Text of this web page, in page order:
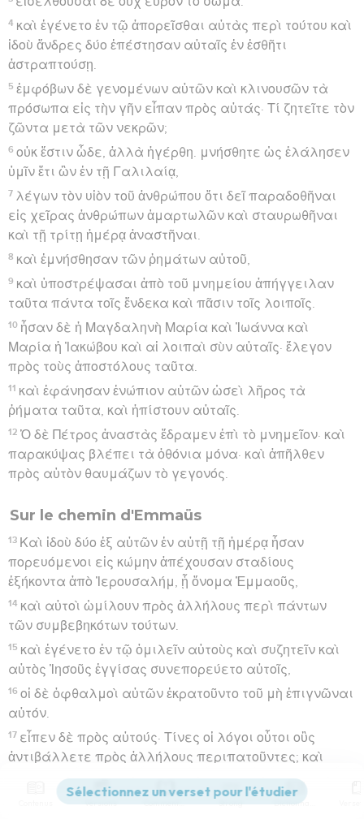
4 καὶ ἐγένετο ἐν τῷ ἀπορεῖσθαι αὐτὰς περὶ τούτου καὶ
ἰδοὺ ἄνδρες δύο ἐπέστησαν αὐταῖς ἐν ἐσθῆτι
ἀστραπτούσῃ.
5 ἐμφόβων δὲ γενομένων αὐτῶν καὶ κλινουσῶν τὰ
πρόσωπα εἰς τὴν γῆν εἶπαν πρὸς αὐτάς· Τί ζητεῖτε τὸν
ζῶντα μετὰ τῶν νεκρῶν;
6 οὐκ ἔστιν ὧδε, ἀλλὰ ἠγέρθη. μνήσθητε ὡς ἐλάλησεν
ὑμῖν ἔτι ὢν ἐν τῇ Γαλιλαίᾳ,
7 λέγων τὸν υἱὸν τοῦ ἀνθρώπου ὅτι δεῖ παραδοθῆναι
εἰς χεῖρας ἀνθρώπων ἁμαρτωλῶν καὶ σταυρωθῆναι
καὶ τῇ τρίτῃ ἡμέρᾳ ἀναστῆναι.
8 καὶ ἐμνήσθησαν τῶν ῥημάτων αὐτοῦ,
9 καὶ ὑποστρέψασαι ἀπὸ τοῦ μνημείου ἀπήγγειλαν
ταῦτα πάντα τοῖς ἕνδεκα καὶ πᾶσιν τοῖς λοιποῖς.
10 ἦσαν δὲ ἡ Μαγδαληνὴ Μαρία καὶ Ἰωάννα καὶ
Μαρία ἡ Ἰακώβου καὶ αἱ λοιπαὶ σὺν αὐταῖς· ἔλεγον
πρὸς τοὺς ἀποστόλους ταῦτα.
11 καὶ ἐφάνησαν ἐνώπιον αὐτῶν ὡσεὶ λῆρος τὰ
ῥήματα ταῦτα, καὶ ἠπίστουν αὐταῖς.
12 Ὁ δὲ Πέτρος ἀναστὰς ἔδραμεν ἐπὶ τὸ μνημεῖον· καὶ
παρακύψας βλέπει τὰ ὀθόνια μόνα· καὶ ἀπῆλθεν
πρὸς αὑτὸν θαυμάζων τὸ γεγονός.
Sur le chemin d'Emmaüs
13 Καὶ ἰδοὺ δύο ἐξ αὐτῶν ἐν αὐτῇ τῇ ἡμέρᾳ ἦσαν
πορευόμενοι εἰς κώμην ἀπέχουσαν σταδίους
ἑξήκοντα ἀπὸ Ἰερουσαλήμ, ᾗ ὄνομα Ἐμμαοῦς,
14 καὶ αὐτοὶ ὡμίλουν πρὸς ἀλλήλους περὶ πάντων
τῶν συμβεβηκότων τούτων.
15 καὶ ἐγένετο ἐν τῷ ὁμιλεῖν αὐτοὺς καὶ συζητεῖν καὶ
αὐτὸς Ἰησοῦς ἐγγίσας συνεπορεύετο αὐτοῖς,
16 οἱ δὲ ὀφθαλμοὶ αὐτῶν ἐκρατοῦντο τοῦ μὴ ἐπιγνῶναι
αὐτόν.
17 εἶπεν δὲ πρὸς αὐτούς· Τίνες οἱ λόγοι οὗτοι οὓς
ἀντιβάλλετε πρὸς ἀλλήλους περιπατοῦντες; καὶ
ἐστάθησαν σκυθρωποί.
ἀποκριθεὶς δὲ εἷς ὀνόματι Κλεοπᾶς εἶπεν πρὸς
Versions Commentaires Strong